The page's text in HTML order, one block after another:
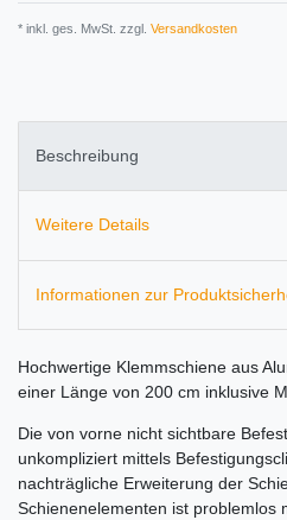
* inkl. ges. MwSt. zzgl. Versandkosten
Beschreibung
Weitere Details
Informationen zur
Hochwertige Klemmschiene aus
einer Länge von 200 cm inklusive
Die von vorne nicht sichtbare
unkompliziert mittels
nachträgliche Erweiterung der
Schienenelementen ist problemlos